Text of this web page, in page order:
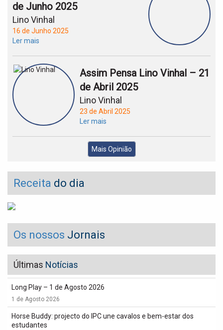
de Junho 2025
Lino Vinhal
16 de Junho 2025
Ler mais
Assim Pensa Lino Vinhal – 21
de Abril 2025
Lino Vinhal
23 de Abril 2025
Ler mais
Mais Opinião
Receita do dia
Os nossos Jornais
Últimas Notícias
Long Play – 1 de Agosto 2026
1 de Agosto 2026
Horse Buddy: projecto do IPC une cavalos e bem-estar dos
estudantes